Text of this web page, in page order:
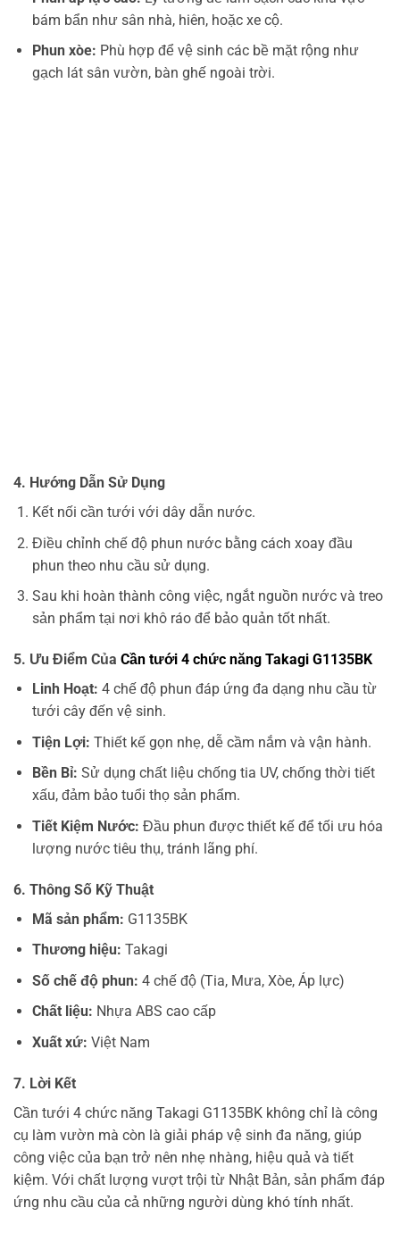
bám bẩn như sân nhà, hiên, hoặc xe cộ.
Phun xòe: Phù hợp để vệ sinh các bề mặt rộng như
gạch lát sân vườn, bàn ghế ngoài trời.
4. Hướng Dẫn Sử Dụng
Kết nối cần tưới với dây dẫn nước.
Điều chỉnh chế độ phun nước bằng cách xoay đầu
phun theo nhu cầu sử dụng.
Sau khi hoàn thành công việc, ngắt nguồn nước và treo
sản phẩm tại nơi khô ráo để bảo quản tốt nhất.
5. Ưu Điểm Của Cần tưới 4 chức năng Takagi G1135BK
Linh Hoạt: 4 chế độ phun đáp ứng đa dạng nhu cầu từ
tưới cây đến vệ sinh.
Tiện Lợi: Thiết kế gọn nhẹ, dễ cầm nắm và vận hành.
Bền Bỉ: Sử dụng chất liệu chống tia UV, chống thời tiết
xấu, đảm bảo tuổi thọ sản phẩm.
Tiết Kiệm Nước: Đầu phun được thiết kế để tối ưu hóa
lượng nước tiêu thụ, tránh lãng phí.
6. Thông Số Kỹ Thuật
Mã sản phẩm: G1135BK
Thương hiệu: Takagi
Số chế độ phun: 4 chế độ (Tia, Mưa, Xòe, Áp lực)
Chất liệu: Nhựa ABS cao cấp
Xuất xứ: Việt Nam
7. Lời Kết
Cần tưới 4 chức năng Takagi G1135BK không chỉ là công
cụ làm vườn mà còn là giải pháp vệ sinh đa năng, giúp
công việc của bạn trở nên nhẹ nhàng, hiệu quả và tiết
kiệm. Với chất lượng vượt trội từ Nhật Bản, sản phẩm đáp
ứng nhu cầu của cả những người dùng khó tính nhất.